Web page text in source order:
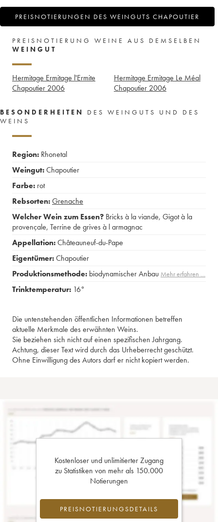
PREISNOTIERUNGEN DES WEINGUTS CHAPOUTIER
PREISNOTIERUNG WEINE AUS DEMSELBEN
WEINGUT
Hermitage Ermitage l'Ermite
Chapoutier 2006
Hermitage Ermitage Le Méal
Chapoutier 2006
BESONDERHEITEN
DES WEINGUTS UND DES
WEINS
Region: Rhonetal
Weingut:Chapoutier
Farbe: rot
Rebsorten:Grenache
Welcher Wein zum Essen? Bricks à la viande, Gigot à la
provençale, Terrine de grives à l armagnac
Appellation:Châteauneuf-du-Pape
Eigentümer:Chapoutier
Produktionsmethode: biodynamischer Anbau Mehr erfahren …
Trinktemperatur: 16°
Die untenstehenden öffentlichen Informationen betreffen
aktuelle Merkmale des erwähnten Weins.
Sie beziehen sich nicht auf einen spezifischen Jahrgang.
Achtung, dieser Text wird durch das Urheberrecht geschützt.
Ohne Einwilligung des Autors darf er nicht kopiert werden.
Kostenloser und unlimitierter Zugang
zu Statistiken von mehr als 150.000
Notierungen
PREISNOTIERUNGSDETAILS